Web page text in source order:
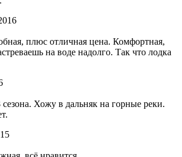
плюс отличная цена. Комфортная,
на воде надолго. Так что лодка
Хожу в дальняк на горные реки.